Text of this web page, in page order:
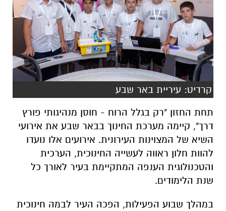
קרדיט: עיריית באר שבע
תחת החזון "רק בגלל הרוח - חוסן מנהיגותי פורץ
דרך", קיימה מערכת החינוך בבאר שבע את אירועי
השיא של המצוינות העירונית. אירועים אלו נועדו
להוות חלון ראווה לעשייה החינוכית, הערכית
והטכנולוגית הענפה המתקיימת בעיר לאורך כל
שנת הלימודים.
במהלך שבוע הפעילות, הפכה העיר לבמה חינוכית